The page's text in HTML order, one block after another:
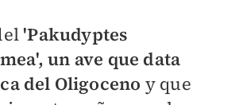
'Pakudyptes
un ave que data
del Oligoceno y que